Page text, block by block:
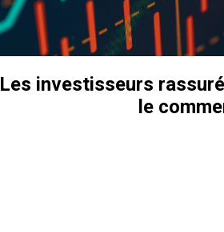
Les investisseurs
le